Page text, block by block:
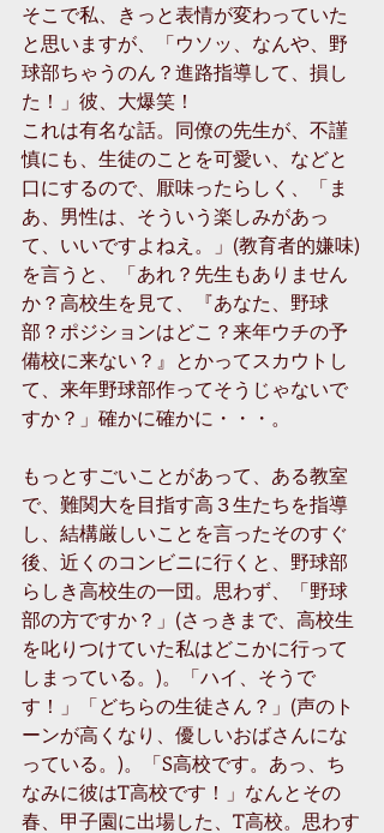
そこで私、きっと表情が変わっていた
と思いますが、「ウソッ、なんや、野
球部ちゃうのん？進路指導して、損し
た！」彼、大爆笑！
これは有名な話。同僚の先生が、不謹
慎にも、生徒のことを可愛い、などと
口にするので、厭味ったらしく、「ま
あ、男性は、そういう楽しみがあっ
て、いいですよねえ。」(教育者的嫌味)
を言うと、「あれ？先生もありません
か？高校生を見て、『あなた、野球
部？ポジションはどこ？来年ウチの予
備校に来ない？』とかってスカウトし
て、来年野球部作ってそうじゃないで
すか？」確かに確かに・・・。
もっとすごいことがあって、ある教室
で、難関大を目指す高３生たちを指導
し、結構厳しいことを言ったそのすぐ
後、近くのコンビニに行くと、野球部
らしき高校生の一団。思わず、「野球
部の方ですか？」(さっきまで、高校生
を叱りつけていた私はどこかに行って
しまっている。)。「ハイ、そうで
す！」「どちらの生徒さん？」(声のト
ーンが高くなり、優しいおばさんにな
っている。)。「S高校です。あっ、ち
なみに彼はT高校です！」なんとその
春、甲子園に出場した、T高校。思わす